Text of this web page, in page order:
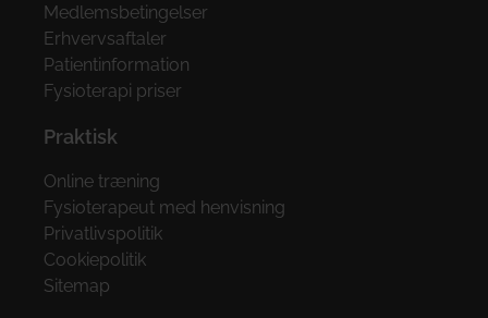
Medlemsbetingelser
Erhvervsaftaler
Patientinformation
Fysioterapi priser
Praktisk
Online træning
Fysioterapeut med henvisning
Privatlivspolitik
Cookiepolitik
Sitemap